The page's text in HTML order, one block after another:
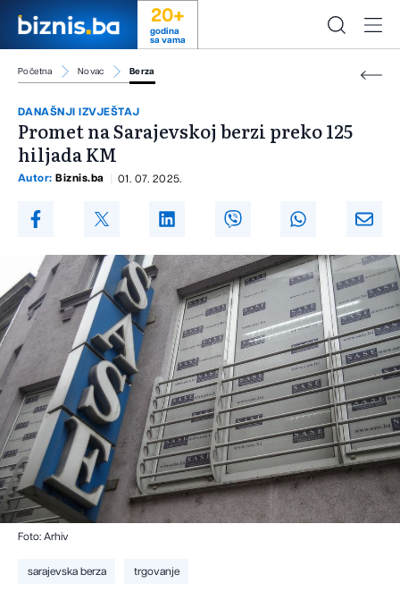
20+
godina
sa vama
Početna Novac Berza
DANAŠNJI IZVJEŠTAJ
Promet na Sarajevskoj berzi preko 125
hiljada KM
Autor: Biznis.ba 01. 07. 2025.
Foto: Arhiv
sarajevska berza trgovanje